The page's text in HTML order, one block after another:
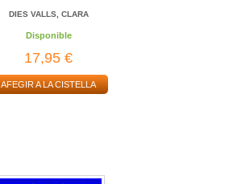
DIES VALLS, CLARA
Disponible
17,95 €
AFEGIR A LA CISTELLA